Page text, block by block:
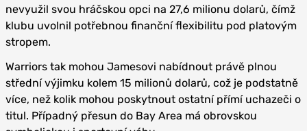
nevyužil svou hráčskou opci na 27,6 milionu dolarů, čímž
klubu uvolnil potřebnou finanční flexibilitu pod platovým
stropem.
Warriors tak mohou Jamesovi nabídnout právě plnou
střední výjimku kolem 15 milionů dolarů, což je podstatně
více, než kolik mohou poskytnout ostatní přímí uchazeči o
titul. Případný přesun do Bay Area má obrovskou